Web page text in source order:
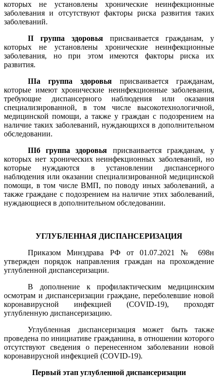
которых не установлены хронические неинфекционные
заболевания и отсутствуют факторы риска развития таких
заболеваний.
II группа здоровья присваивается гражданам, у
которых не установлены хронические неинфекционные
заболевания, но при этом имеются факторы риска их
развития.
IIIа группа здоровья присваивается гражданам,
которые имеют хронические неинфекционные заболевания,
требующие диспансерного наблюдения или оказания
специализированной, в том числе высокотехнологичной,
медицинской помощи, а также у граждан с подозрением на
наличие таких заболеваний, нуждающихся в дополнительном
обследовании.
IIIб группа здоровья присваивается гражданам, у
которых нет хронических неинфекционных заболеваний, но
которые нуждаются в установлении диспансерного
наблюдения или оказании специализированной медицинской
помощи, в том числе ВМП, по поводу иных заболеваний, а
также граждане с подозрением на наличие этих заболеваний,
нуждающиеся в дополнительном обследовании.
УГЛУБЛЕННАЯ ДИСПАНСЕРИЗАЦИЯ
Приказом Минздрава РФ от 01.07.2021 № 698н
утвержден порядок направления граждан на прохождение
углубленной диспансеризации.
В дополнение к профилактическим медицинским
осмотрам и диспансеризации граждане, переболевшие новой
коронавирусной инфекцией (COVID-19), проходят
углубленную диспансеризацию.
Углубленная диспансеризация может быть также
проведена по инициативе гражданина, в отношении которого
отсутствуют сведения о перенесенном заболевании новой
коронавирусной инфекцией (COVID-19).
Первый этап углубленной диспансеризации